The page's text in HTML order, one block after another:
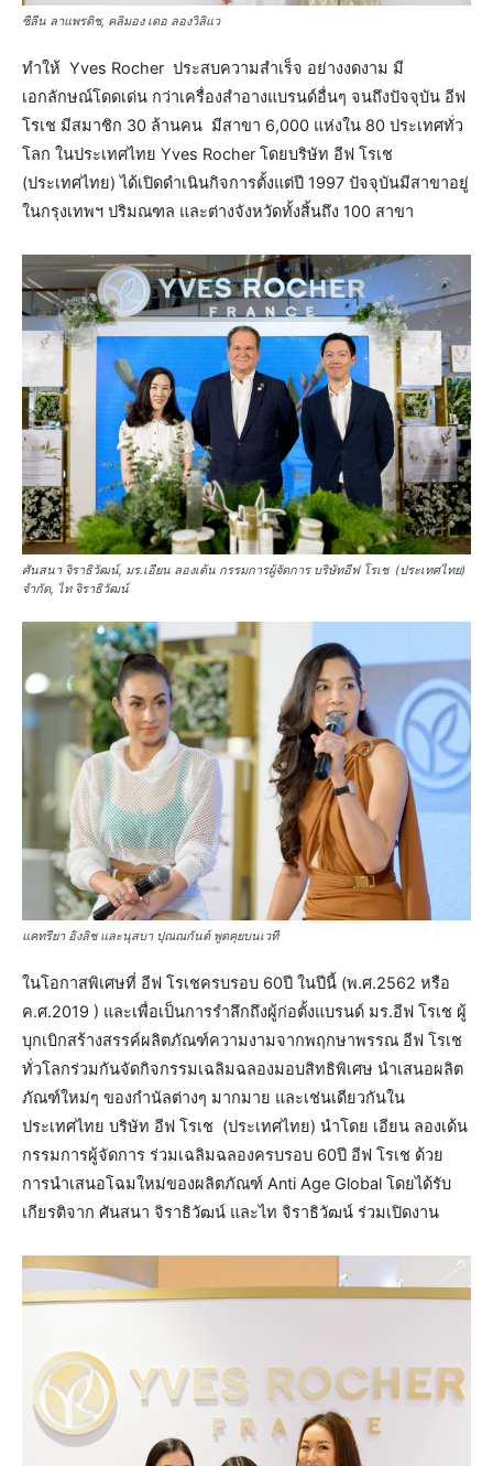
ซีลีน ลาแพรดิช, คลิมอง เดอ ลองวิลิแว
ทำให้ Yves Rocher ประสบความสำเร็จ อย่างงดงาม มี
เอกลักษณ์โดดเด่น กว่าเครื่องสำอางแบรนด์อื่นๆ จนถึงปัจจุบัน อีฟ
โรเช มีสมาชิก 30 ล้านคน มีสาขา 6,000 แห่งใน 80 ประเทศทั่ว
โลก ในประเทศไทย Yves Rocher โดยบริษัท อีฟ โรเช
(ประเทศไทย) ได้เปิดดำเนินกิจการตั้งแต่ปี 1997 ปัจจุบันมีสาขาอยู่
ในกรุงเทพฯ ปริมณฑล และต่างจังหวัดทั้งสิ้นถึง 100 สาขา
ศันสนา จิราธิวัฒน์, มร.เอียน ลองเด้น กรรมการผู้จัดการ บริษัทอีฟ โรเช (ประเทศไทย)
จำกัด, ไท จิราธิวัฒน์
แคทรียา อิงลิช และนุสบา ปุณณกันต์ พูดคุยบนเวที
ในโอกาสพิเศษที่ อีฟ โรเชครบรอบ 60ปี ในปีนี้ (พ.ศ.2562 หรือ
ค.ศ.2019 ) และเพื่อเป็นการรำลึกถึงผู้ก่อตั้งแบรนด์ มร.อีฟ โรเช ผู้
บุกเบิกสร้างสรรค์ผลิตภัณฑ์ความงามจากพฤกษาพรรณ อีฟ โรเช
ทั่วโลกร่วมกันจัดกิจกรรมเฉลิมฉลองมอบสิทธิพิเศษ นำเสนอผลิต
ภัณฑ์ใหม่ๆ ของกำนัลต่างๆ มากมาย และเช่นเดียวกันใน
ประเทศไทย บริษัท อีฟ โรเช (ประเทศไทย) นำโดย เอียน ลองเด้น
กรรมการผู้จัดการ ร่วมเฉลิมฉลองครบรอบ 60ปี อีฟ โรเช ด้วย
การนำเสนอโฉมใหม่ของผลิตภัณฑ์ Anti Age Global โดยได้รับ
เกียรติจาก ศันสนา จิราธิวัฒน์ และไท จิราธิวัฒน์ ร่วมเปิดงาน